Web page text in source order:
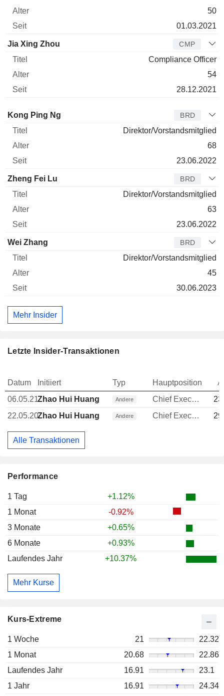
Performance
1 Tag
+1.12%
1 Monat
-0.92%
3 Monate
+0.65%
6 Monate
+0.93%
Laufendes Jahr
+10.37%
Mehr Kurse
Kurs-Extreme
1 Woche 21
22.32
1 Monat
20.68
22.86
Laufendes Jahr
16.91
23.1
1 Jahr
16.91
24.34
50
01.03.2021
Jia Xing Zhou CMP
Compliance Officer
54
28.12.2021
Verwaltungsratsmitglied
Kong Ping Ng BRD
Direktor/Vorstandsmitglied
68
23.06.2022
Zheng Fei Lu BRD
Direktor/Vorstandsmitglied
63
23.06.2022
Wei Zhang BRD
Direktor/Vorstandsmitglied
45
30.06.2023
Mehr Insider
Letzte Insider-Transaktionen
Datum Initiiert Typ Hauptposition
06.05.21Zhao Hui Huang Andere Chief Executive Officer (CEO)
22.05.20Zhao Hui Huang Andere Chief Executive Officer (CEO)
Alle Transaktionen